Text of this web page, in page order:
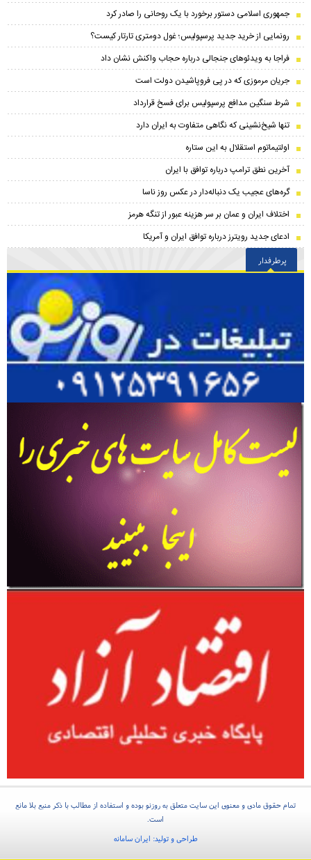
جمهوری اسلامی دستور برخورد با یک روحانی را صادر کرد
رونمایی از خرید جدید پرسپولیس؛ غول دومتری تارتار کیست؟
فراجا به ویدئوهای جنجالی درباره حجاب واکنش نشان داد
جریان مرموزی که در پی فروپاشیدن دولت است
شرط سنگین مدافع پرسپولیس برای فسخ قرارداد
تنها شیخ‌نشینی که نگاهی متفاوت به ایران دارد
اولتیماتوم استقلال به این ستاره
آخرین نطق ترامپ درباره توافق با ایران
گره‌های عجیب یک دنباله‌دار در عکس روز ناسا
اختلاف ایران و عمان بر سر هزینه عبور از تنگه هرمز
ادعای جدید رویترز درباره توافق ایران و آمریکا
پرطرفدار
تمام حقوق مادی و معنوی این سایت متعلق به روزنو بوده و استفاده از مطالب با ذکر منبع بلا مانع
است.
طراحی و تولید: ایران سامانه